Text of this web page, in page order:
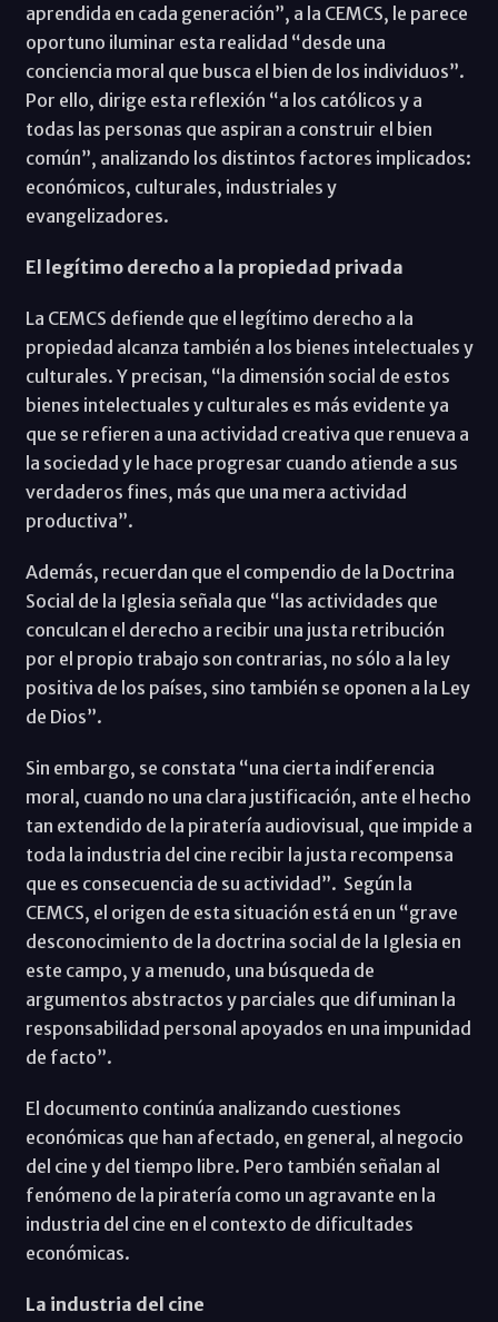
aprendida en cada generación”, a la CEMCS, le parece
oportuno iluminar esta realidad “desde una
conciencia moral que busca el bien de los individuos”.
Por ello, dirige esta reflexión “a los católicos y a
todas las personas que aspiran a construir el bien
común”, analizando los distintos factores implicados:
económicos, culturales, industriales y
evangelizadores.
El legítimo derecho a la propiedad privada
La CEMCS defiende que el legítimo derecho a la
propiedad alcanza también a los bienes intelectuales y
culturales. Y precisan, “la dimensión social de estos
bienes intelectuales y culturales es más evidente ya
que se refieren a una actividad creativa que renueva a
la sociedad y le hace progresar cuando atiende a sus
verdaderos fines, más que una mera actividad
productiva”.
Además, recuerdan que el compendio de la Doctrina
Social de la Iglesia señala que “las actividades que
conculcan el derecho a recibir una justa retribución
por el propio trabajo son contrarias, no sólo a la ley
positiva de los países, sino también se oponen a la Ley
de Dios”.
Sin embargo, se constata “una cierta indiferencia
moral, cuando no una clara justificación, ante el hecho
tan extendido de la piratería audiovisual, que impide a
toda la industria del cine recibir la justa recompensa
que es consecuencia de su actividad”. Según la
CEMCS, el origen de esta situación está en un “grave
desconocimiento de la doctrina social de la Iglesia en
este campo, y a menudo, una búsqueda de
argumentos abstractos y parciales que difuminan la
responsabilidad personal apoyados en una impunidad
de facto”.
El documento continúa analizando cuestiones
económicas que han afectado, en general, al negocio
del cine y del tiempo libre. Pero también señalan al
fenómeno de la piratería como un agravante en la
industria del cine en el contexto de dificultades
económicas.
La industria del cine